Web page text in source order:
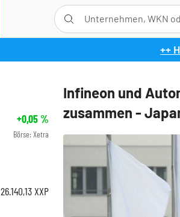
++
Infineon und
zusammen -
+0,05%
Börse: Xetra
26.140,13XXP